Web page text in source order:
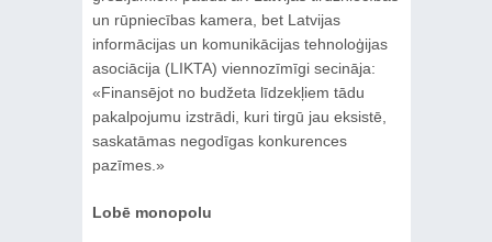
un rūpniecības kamera, bet Latvijas
informācijas un komunikācijas tehnoloģijas
asociācija (LIKTA) viennozīmīgi secināja:
«Finansējot no budžeta līdzekļiem tādu
pakalpojumu izstrādi, kuri tirgū jau eksistē,
saskatāmas negodīgas konkurences
pazīmes.»
Lobē monopolu